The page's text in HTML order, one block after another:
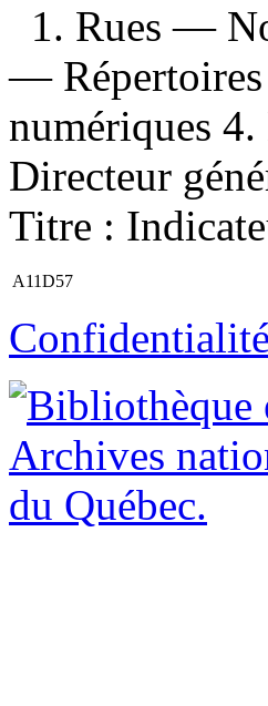
1. Rues —
— Répertoires
numériques
Directeur
Titre :
A11D57
Confidentialité